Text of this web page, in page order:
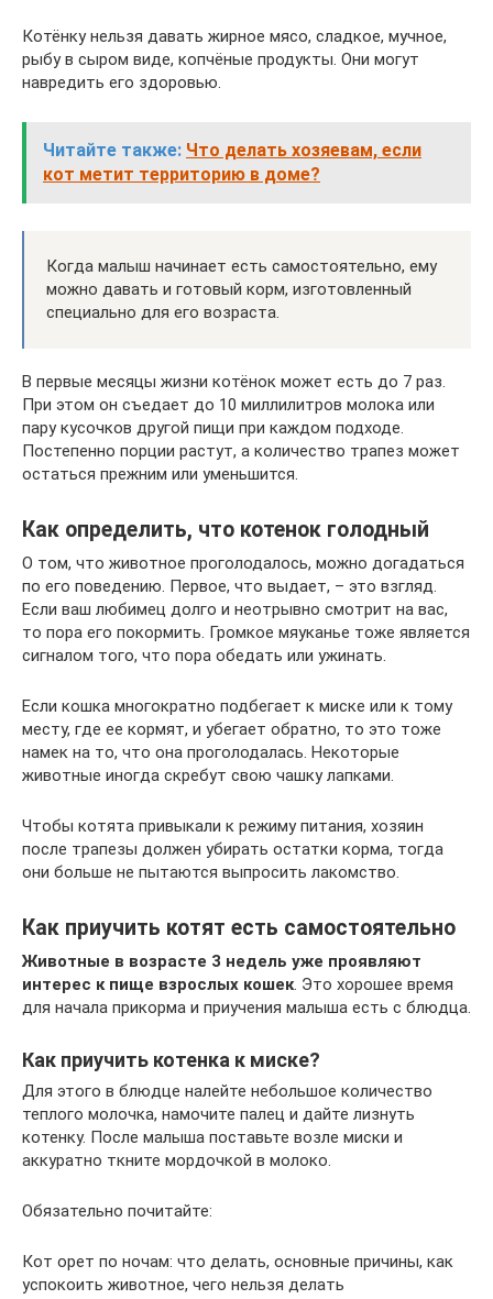
Котёнку нельзя давать жирное мясо, сладкое, мучное,
рыбу в сыром виде, копчёные продукты. Они могут
навредить его здоровью.
Читайте также: Что делать хозяевам, если
кот метит территорию в доме?
Когда малыш начинает есть самостоятельно, ему
можно давать и готовый корм, изготовленный
специально для его возраста.
В первые месяцы жизни котёнок может есть до 7 раз.
При этом он съедает до 10 миллилитров молока или
пару кусочков другой пищи при каждом подходе.
Постепенно порции растут, а количество трапез может
остаться прежним или уменьшится.
Как определить, что котенок голодный
О том, что животное проголодалось, можно догадаться
по его поведению. Первое, что выдает, – это взгляд.
Если ваш любимец долго и неотрывно смотрит на вас,
то пора его покормить. Громкое мяуканье тоже является
сигналом того, что пора обедать или ужинать.
Если кошка многократно подбегает к миске или к тому
месту, где ее кормят, и убегает обратно, то это тоже
намек на то, что она проголодалась. Некоторые
животные иногда скребут свою чашку лапками.
Чтобы котята привыкали к режиму питания, хозяин
после трапезы должен убирать остатки корма, тогда
они больше не пытаются выпросить лакомство.
Как приучить котят есть самостоятельно
Животные в возрасте 3 недель уже проявляют
интерес к пище взрослых кошек. Это хорошее время
для начала прикорма и приучения малыша есть с блюдца.
Как приучить котенка к миске?
Для этого в блюдце налейте небольшое количество
теплого молочка, намочите палец и дайте лизнуть
котенку. После малыша поставьте возле миски и
аккуратно ткните мордочкой в молоко.
Обязательно почитайте:
Кот орет по ночам: что делать, основные причины, как
успокоить животное, чего нельзя делать